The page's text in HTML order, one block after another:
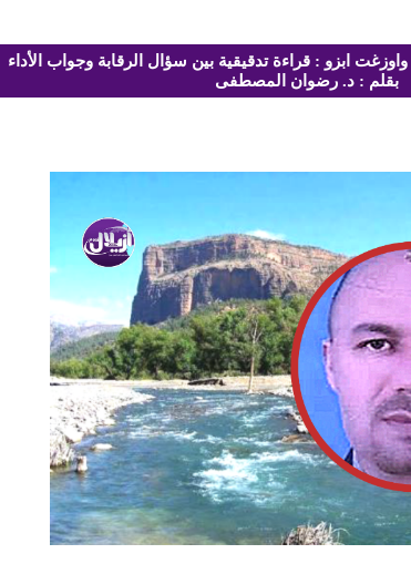
ابزو : قراءة تدقيقية بين سؤال الرقابة وجواب الأداء
بقلم : د. رضوان المصطفى